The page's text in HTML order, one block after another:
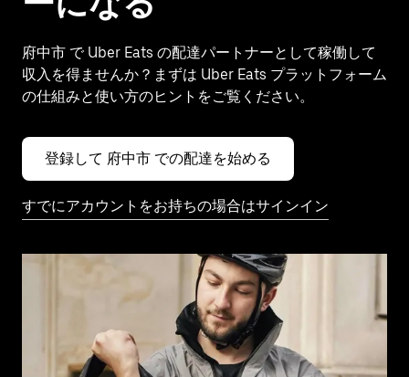
府中市 で Uber Eats の配達パートナーとして稼働して
収入を得ませんか？まずは Uber Eats プラットフォーム
の仕組みと使い方のヒントをご覧ください。
登録して 府中市 での配達を始める
すでにアカウントをお持ちの場合はサインイン